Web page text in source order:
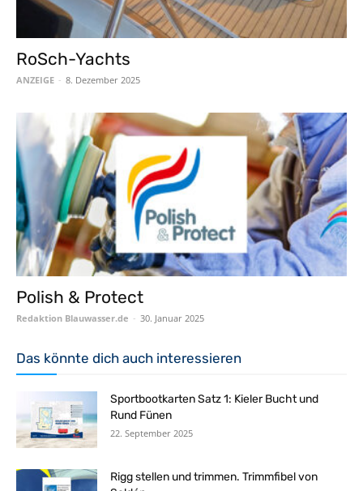
RoSch-Yachts
ANZEIGE - 8. Dezember 2025
Polish & Protect
Redaktion Blauwasser.de - 30. Januar 2025
Das könnte dich auch interessieren
Sportbootkarten Satz 1: Kieler Bucht und
Rund Fünen
22. September 2025
Rigg stellen und trimmen. Trimmfibel von